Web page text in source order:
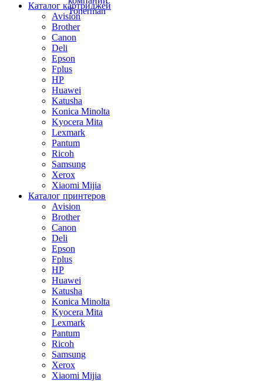
Каталог картриджей
Avision
Brother
Canon
Deli
Epson
Fplus
HP
Huawei
Katusha
Konica Minolta
Kyocera Mita
Lexmark
Pantum
Ricoh
Samsung
Xerox
Xiaomi Mijia
Каталог принтеров
Avision
Brother
Canon
Deli
Epson
Fplus
HP
Huawei
Katusha
Konica Minolta
Kyocera Mita
Lexmark
Pantum
Ricoh
Samsung
Xerox
Xiaomi Mijia